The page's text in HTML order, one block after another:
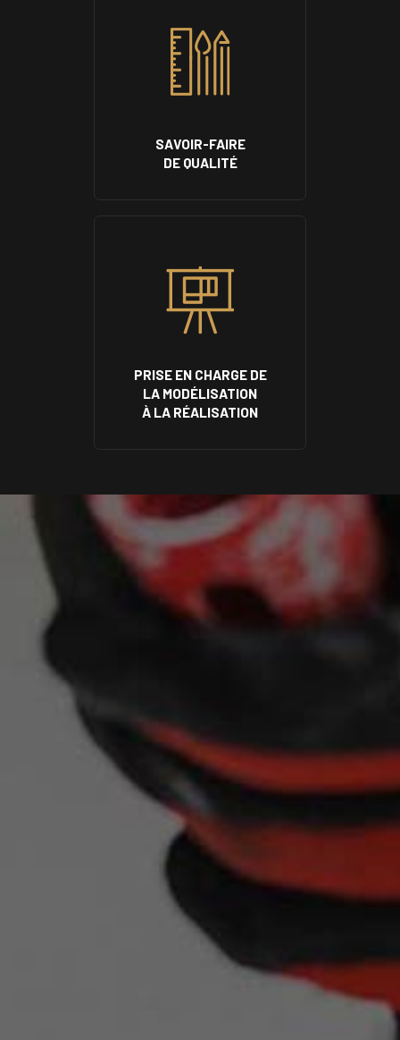
SAVOIR-FAIRE
DE QUALITÉ
PRISE EN CHARGE DE
LA MODÉLISATION
À LA RÉALISATION